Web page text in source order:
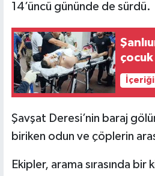
14’üncü gününde de sürdü.
çocuk
Şavşat Deresi’nin baraj
biriken odun ve çöplerin
Ekipler, arama sırasında bir